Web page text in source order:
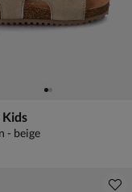
Kids
- beige